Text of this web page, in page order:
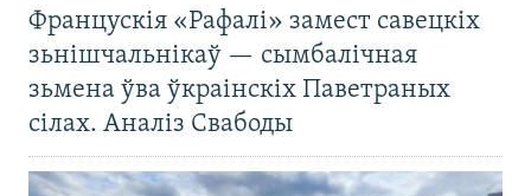
Францускія «Рафалі» замест савецкіх
зьнішчальнікаў — сымбалічная
зьмена ўва ўкраінскіх Паветраных
сілах. Аналіз Свабоды